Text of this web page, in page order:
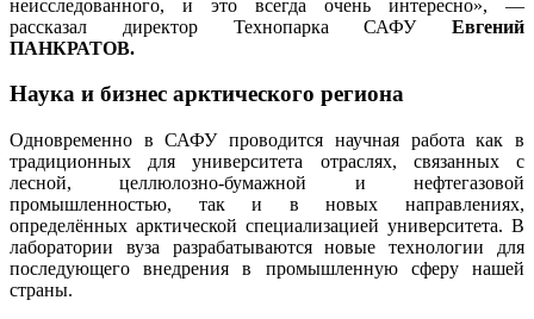
неисследованного, и это всегда очень интересно», —
рассказал директор Технопарка САФУ Евгений
ПАНКРАТОВ.
Наука и бизнес арктического региона
Одновременно в САФУ проводится научная работа как в
традиционных для университета отраслях, связанных с
лесной, целлюлозно-бумажной и нефтегазовой
промышленностью, так и в новых направлениях,
определённых арктической специализацией университета. В
лаборатории вуза разрабатываются новые технологии для
последующего внедрения в промышленную сферу нашей
страны.